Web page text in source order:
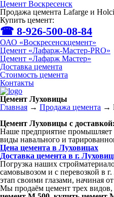
Цемент Воскресенск
Продажа цемента Lafarge и
Купить цемент:
☎ 8-926-500-08-84
ОАО «Воскресенскцемент»
Цемент «Лафарж-Мастер-PRO»
Цемент «Лафарж Мастер»
Доставка цемента
Стоимость цемента
Контакты
Цемент Луховицы
Главная → Продажа цемента →
Цемент Луховицы с доставкой:
Наше предприятие промышляет
виды навального и
Цена цемента в Луховицах
Доставка цемента в г.
Погрузка наших
самовывозом и с перевозкой в
этап своими глазами, начиная
Мы продаём цемент трех видов,